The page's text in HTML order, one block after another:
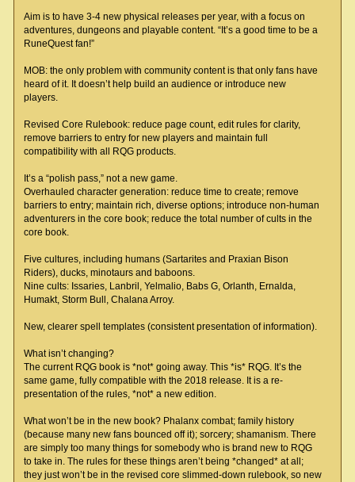
Aim is to have 3-4 new physical releases per year, with a focus on
adventures, dungeons and playable content. “It’s a good time to be a
RuneQuest fan!”
MOB: the only problem with community content is that only fans have
heard of it. It doesn’t help build an audience or introduce new
players.
Revised Core Rulebook: reduce page count, edit rules for clarity,
remove barriers to entry for new players and maintain full
compatibility with all RQG products.
It’s a “polish pass,” not a new game.
Overhauled character generation: reduce time to create; remove
barriers to entry; maintain rich, diverse options; introduce non-human
adventurers in the core book; reduce the total number of cults in the
core book.
Five cultures, including humans (Sartarites and Praxian Bison
Riders), ducks, minotaurs and baboons.
Nine cults: Issaries, Lanbril, Yelmalio, Babs G, Orlanth, Ernalda,
Humakt, Storm Bull, Chalana Arroy.
New, clearer spell templates (consistent presentation of information).
What isn’t changing?
The current RQG book is *not* going away. This *is* RQG. It’s the
same game, fully compatible with the 2018 release. It is a re-
presentation of the rules, *not* a new edition.
What won’t be in the new book? Phalanx combat; family history
(because many new fans bounced off it); sorcery; shamanism. There
are simply too many things for somebody who is brand new to RQG
to take in. The rules for these things aren’t being *changed* at all;
they just won’t be in the revised core slimmed-down rulebook, so new